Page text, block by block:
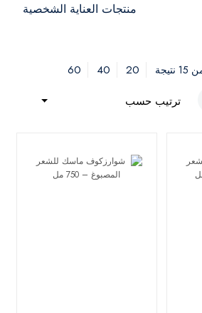
منتجات العناية الشخصية
20
40
60
ترتيب حسب